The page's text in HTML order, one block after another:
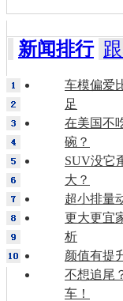
新闻排行
车模偏爱
足
在美国不
碗？
SUV没它
大？
超小排量
更大更宜
析
颜值有提
不想追尾
车！